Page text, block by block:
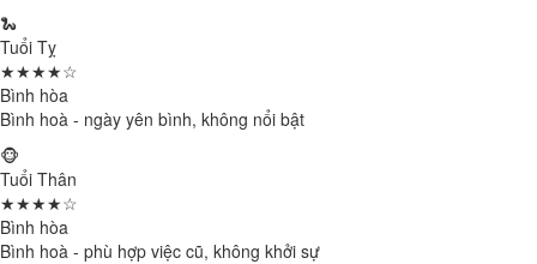
🐍
Tuổi Tỵ
★★★★☆
Bình hòa
Bình hoà - ngày yên bình, không nổi bật
🐵
Tuổi Thân
★★★★☆
Bình hòa
Bình hoà - phù hợp việc cũ, không khởi sự